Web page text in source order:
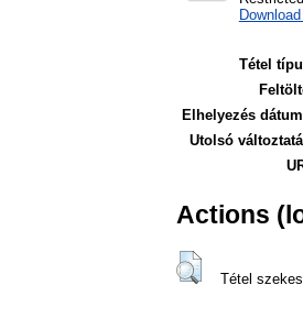
Tétel
Elhelyezés
Utolsó
Actions
Tétel